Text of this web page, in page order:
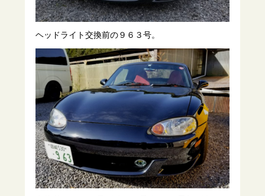
ヘッドライト交換前の９６３号。